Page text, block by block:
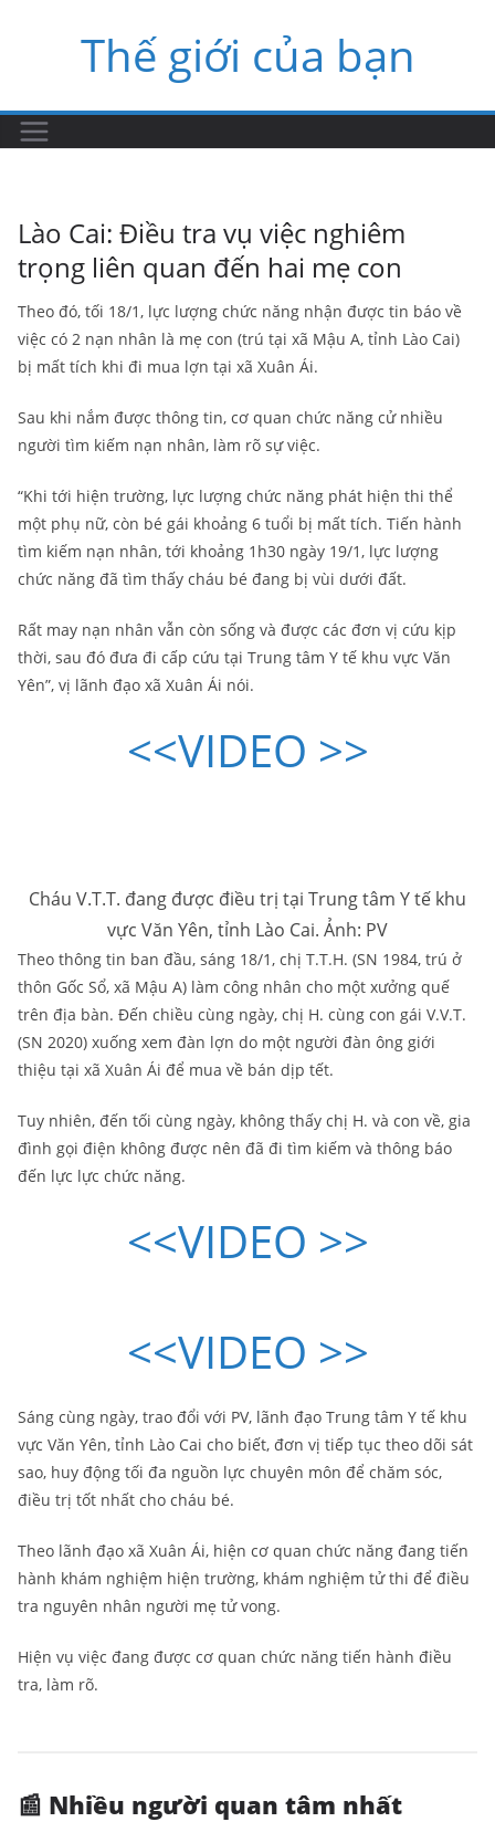
Thế giới của bạn
Lào Cai: Điều tra vụ việc nghiêm
trọng liên quan đến hai mẹ con
Theo đó, tối 18/1, lực lượng chức năng nhận được tin báo về
việc có 2 nạn nhân là mẹ con (trú tại xã Mậu A, tỉnh Lào Cai)
bị mất tích khi đi mua lợn tại xã Xuân Ái.
Sau khi nắm được thông tin, cơ quan chức năng cử nhiều
người tìm kiếm nạn nhân, làm rõ sự việc.
“Khi tới hiện trường, lực lượng chức năng phát hiện thi thể
một phụ nữ, còn bé gái khoảng 6 tuổi bị mất tích. Tiến hành
tìm kiếm nạn nhân, tới khoảng 1h30 ngày 19/1, lực lượng
chức năng đã tìm thấy cháu bé đang bị vùi dưới đất.
Rất may nạn nhân vẫn còn sống và được các đơn vị cứu kịp
thời, sau đó đưa đi cấp cứu tại Trung tâm Y tế khu vực Văn
Yên”, vị lãnh đạo xã Xuân Ái nói.
<<VIDEO >>
Cháu V.T.T. đang được điều trị tại Trung tâm Y tế khu
vực Văn Yên, tỉnh Lào Cai. Ảnh: PV
Theo thông tin ban đầu, sáng 18/1, chị T.T.H. (SN 1984, trú ở
thôn Gốc Sổ, xã Mậu A) làm công nhân cho một xưởng quế
trên địa bàn. Đến chiều cùng ngày, chị H. cùng con gái V.V.T.
(SN 2020) xuống xem đàn lợn do một người đàn ông giới
thiệu tại xã Xuân Ái để mua về bán dịp tết.
Tuy nhiên, đến tối cùng ngày, không thấy chị H. và con về, gia
đình gọi điện không được nên đã đi tìm kiếm và thông báo
đến lực lực chức năng.
<<VIDEO >>
<<VIDEO >>
Sáng cùng ngày, trao đổi với PV, lãnh đạo Trung tâm Y tế khu
vực Văn Yên, tỉnh Lào Cai cho biết, đơn vị tiếp tục theo dõi sát
sao, huy động tối đa nguồn lực chuyên môn để chăm sóc,
điều trị tốt nhất cho cháu bé.
Theo lãnh đạo xã Xuân Ái, hiện cơ quan chức năng đang tiến
hành khám nghiệm hiện trường, khám nghiệm tử thi để điều
tra nguyên nhân người mẹ tử vong.
Hiện vụ việc đang được cơ quan chức năng tiến hành điều
tra, làm rõ.
📰 Nhiều người quan tâm nhất